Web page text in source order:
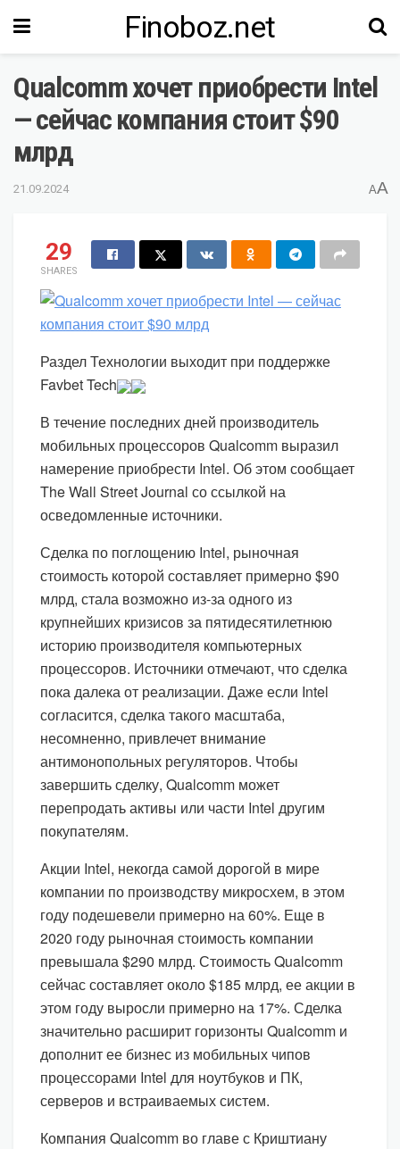
Finoboz.net
Qualcomm хочет приобрести Intel
— сейчас компания стоит $90
млрд
21.09.2024 AA
29
SHARES
Раздел Технологии выходит при поддержке
Favbet Tech
В течение последних дней производитель
мобильных процессоров Qualcomm выразил
намерение приобрести Intel. Об этом сообщает
The Wall Street Journal со ссылкой на
осведомленные источники.
Сделка по поглощению Intel, рыночная
стоимость которой составляет примерно $90
млрд, стала возможно из-за одного из
крупнейших кризисов за пятидесятилетнюю
историю производителя компьютерных
процессоров. Источники отмечают, что сделка
пока далека от реализации. Даже если Intel
согласится, сделка такого масштаба,
несомненно, привлечет внимание
антимонопольных регуляторов. Чтобы
завершить сделку, Qualcomm может
перепродать активы или части Intel другим
покупателям.
Акции Intel, некогда самой дорогой в мире
компании по производству микросхем, в этом
году подешевели примерно на 60%. Еще в
2020 году рыночная стоимость компании
превышала $290 млрд. Стоимость Qualcomm
сейчас составляет около $185 млрд, ее акции в
этом году выросли примерно на 17%. Сделка
значительно расширит горизонты Qualcomm и
дополнит ее бизнес из мобильных чипов
процессорами Intel для ноутбуков и ПК,
серверов и встраиваемых систем.
Компания Qualcomm во главе с Криштиану